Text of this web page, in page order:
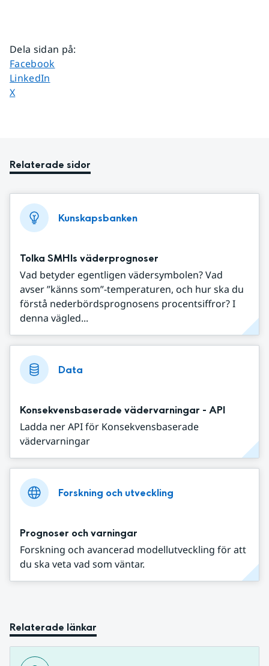
Dela sidan på:
Dela sidan på
Facebook
Dela sidan på
LinkedIn
Dela sidan på
X
Relaterade sidor
Kunskapsbanken
Tolka SMHIs väderprognoser
Vad betyder egentligen vädersymbolen? Vad
avser ”känns som”-temperaturen, och hur ska du
förstå nederbördsprognosens procentsiffror? I
denna vägled...
Data
Konsekvensbaserade vädervarningar - API
Ladda ner API för Konsekvensbaserade
vädervarningar
Forskning och utveckling
Prognoser och varningar
Forskning och avancerad modellutveckling för att
du ska veta vad som väntar.
Relaterade länkar